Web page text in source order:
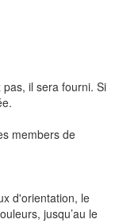
il sera fourni. Si
members de
d'orientation, le
jusqu’au le